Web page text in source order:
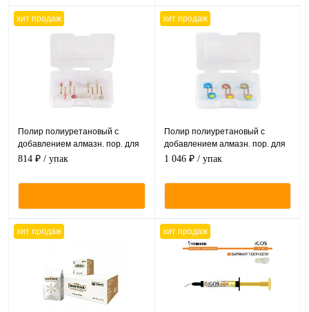
хит продаж
Полир полиуретановый с
добавлением алмазн. пор. для
обработки диоксида циркония и
814 ₽ / упак
хит продаж
Полир полиуретановый с
добавлением алмазн. пор. для
обработки диоксида циркония и
1 046 ₽ / упак
хит продаж хит продаж